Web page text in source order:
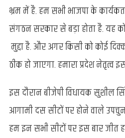
भ्रम में है. हम सभी भाजपा के
संगठन सरकार से बड़ा होता है. यह
मुद्दा है. और अगर किसी को कोई
ठीक हो जाएगा. हमारा प्रदेश नेतृत्व
इस दौरान बीजेपी विधायक सुशील
आगामी दस सीटों पर होने वाले
हम इन सभी सीटों पर इस बार जीत